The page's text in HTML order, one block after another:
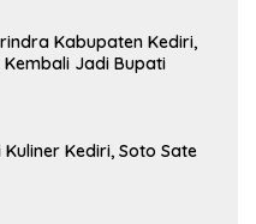
Kabupaten Kediri,
Kembali Jadi Bupati
Kediri, Soto Sate